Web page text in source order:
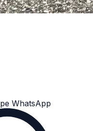
WhatsApp